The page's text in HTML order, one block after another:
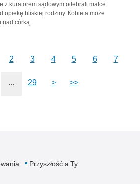
z kuratorem sądowym odebrali matce
opiekę bliskiej rodziny. Kobieta może
nad córką.
2 3 4 5 6 7
... 29 > >>
Przyszłość a Ty